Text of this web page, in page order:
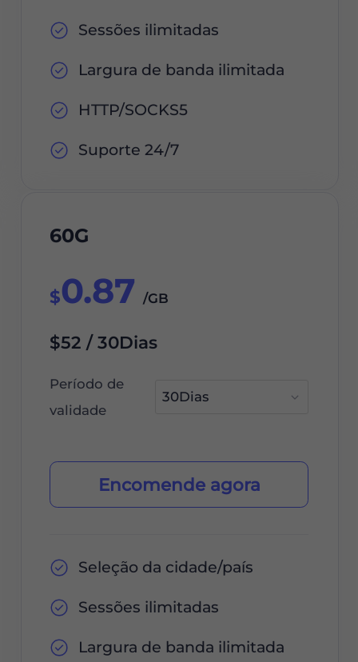
Sessões ilimitadas
Largura de banda ilimitada
HTTP/SOCKS5
Suporte 24/7
60G
$0.87 /GB
$52 / 30Dias
Período de
validade
Encomende agora
Seleção da cidade/país
Sessões ilimitadas
Largura de banda ilimitada